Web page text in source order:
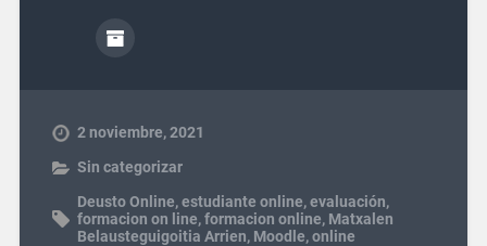
2 noviembre, 2021
Sin categorizar
Deusto Online,estudiante online,evaluación,
formacion on line,formacion online, Matxalen
Belausteguigoitia Arrien, Moodle,online